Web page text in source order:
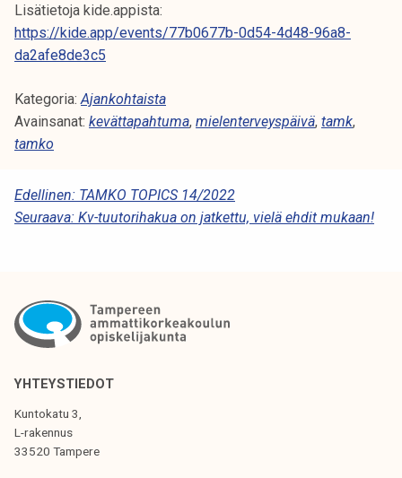
a
k
u
t
a
Lisätietoja kide.appista:
https://kide.app/events/77b0677b-0d54-4d48-96a8-
da2afe8de3c5
Kategoria:Ajankohtaista
Avainsanat: kevättapahtuma, mielenterveyspäivä, tamk,
tamko
A
R
K
K
E
L
I
E
Edellinen: TAMKO TOPICS 14/2022
Seuraava: Kv-tuutorihakua on jatkettu, vielä ehdit mukaan!
YHTEYSTIEDOT
Kuntokatu 3,
L-rakennus
33520 Tampere